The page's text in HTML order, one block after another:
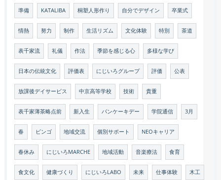
準備 KATALIBA 桐塑人形作り 自分でデザイン 卒業式
情熱 努力 制作 生活リズム 文化体験 特別 茶道
表千家流 礼儀 作法 季節を感じる心 多様な学び
日本の伝統文化 評価表 にじいろグループ 評価 公表
放課後デイサービス 中京高等学校 技術 貴重
表千家薄茶略点前 新入生 パンケーキデー 学院通信 3月
春 ビンゴ 地域交流 個別サポート NEOキャリア
春休み にじいろMARCHE 地域活動 音楽療法 食育
食文化 健康づくり にじいろLABO 未来 仕事体験 木工